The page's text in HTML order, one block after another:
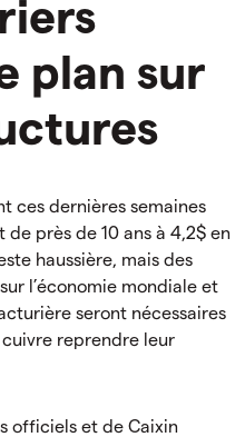
plan sur
ces dernières semaines
près de 10 ans à 4,2$ en
haussière, mais des
l’économie mondiale et
seront nécessaires
reprendre leur
officiels et de Caixin